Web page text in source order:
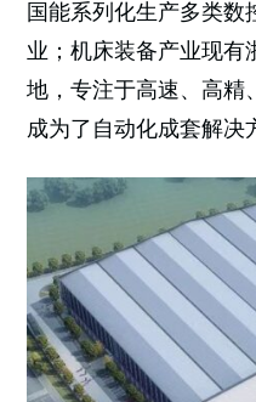
国能系列化生产多类数
业；机床装备产业现有
地，专注于高速、高精
成为了自动化成套解决